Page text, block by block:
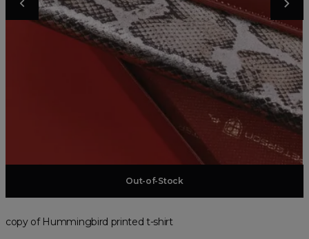
Add to basket
Out-of-Stock
copy of Hummingbird printed t-shirt